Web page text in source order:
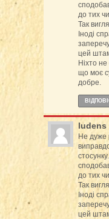
до тих
Так
Іноді
цей
Ніхто
що моє
добре.
ludens
Не дуже
до тих
Так
Іноді
цей